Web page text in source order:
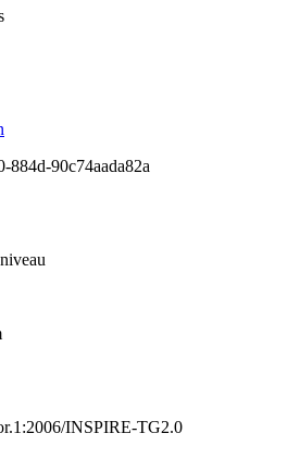
884d-90c74aada82a
INSPIRE-TG2.0